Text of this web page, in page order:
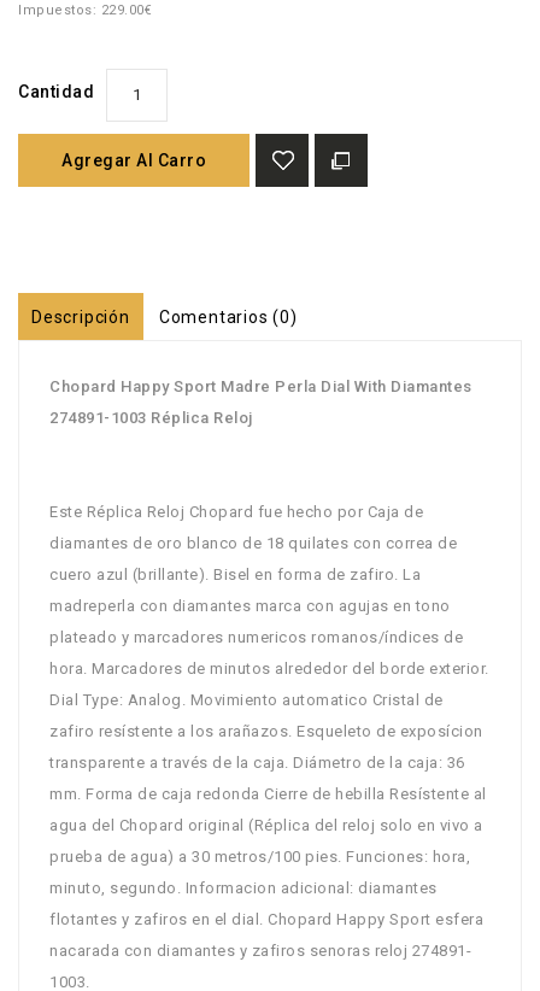
Impuestos: 229.00€
Cantidad
Agregar Al Carro
Descripción Comentarios (0)
Chopard Happy Sport Madre Perla Dial With Diamantes
274891-1003 Réplica Reloj
Este Réplica Reloj Chopard fue hecho por Caja de
diamantes de oro blanco de 18 quilates con correa de
cuero azul (brillante). Bisel en forma de zafiro. La
madreperla con diamantes marca con agujas en tono
plateado y marcadores numericos romanos/índices de
hora. Marcadores de minutos alrededor del borde exterior.
Dial Type: Analog. Movimiento automatico Cristal de
zafiro resístente a los arañazos. Esqueleto de exposícion
transparente a través de la caja. Diámetro de la caja: 36
mm. Forma de caja redonda Cierre de hebilla Resístente al
agua del Chopard original (Réplica del reloj solo en vivo a
prueba de agua) a 30 metros/100 pies. Funciones: hora,
minuto, segundo. Informacion adicional: diamantes
flotantes y zafiros en el dial. Chopard Happy Sport esfera
nacarada con diamantes y zafiros senoras reloj 274891-
1003.